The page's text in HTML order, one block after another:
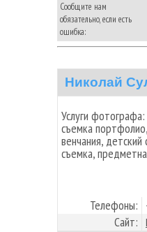
Сообщите нам
обязательно, если есть
ошибка:
Николай
Услуги
съемка
венчания,
съемка,
Телефоны:
Сайт: